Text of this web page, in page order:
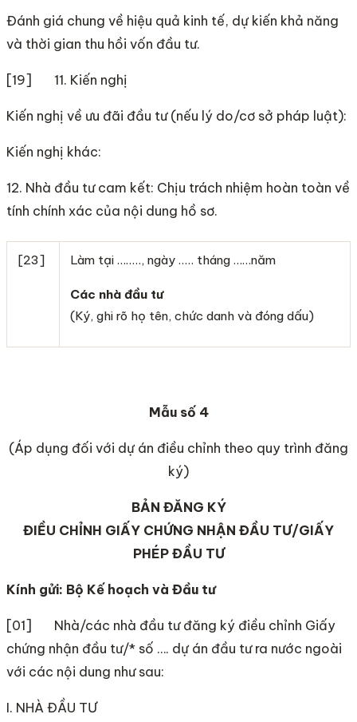
Đánh giá chung về hiệu quả kinh tế, dự kiến khả năng
và thời gian thu hồi vốn đầu tư.
[19] 11. Kiến nghị
Kiến nghị về ưu đãi đầu tư (nếu lý do/cơ sở pháp luật):
Kiến nghị khác:
12. Nhà đầu tư cam kết: Chịu trách nhiệm hoàn toàn về
tính chính xác của nội dung hồ sơ.
[23] Làm tại …….., ngày ….. tháng ……năm
Các nhà đầu tư
(Ký, ghi rõ họ tên, chức danh và đóng dấu)
Mẫu số 4
(Áp dụng đối với dự án điều chỉnh theo quy trình đăng
ký)
BẢN ĐĂNG KÝ
ĐIỀU CHỈNH GIẤY CHỨNG NHẬN ĐẦU TƯ/GIẤY
PHÉP ĐẦU TƯ
Kính gửi: Bộ Kế hoạch và Đầu tư
[01] Nhà/các nhà đầu tư đăng ký điều chỉnh Giấy
chứng nhận đầu tư/* số …. dự án đầu tư ra nước ngoài
với các nội dung như sau:
I. NHÀ ĐẦU TƯ